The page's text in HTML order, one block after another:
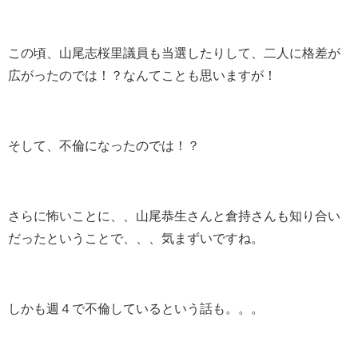
この頃、山尾志桜里議員も当選したりして、二人に格差が
広がったのでは！？なんてことも思いますが！
そして、不倫になったのでは！？
さらに怖いことに、、山尾恭生さんと倉持さんも知り合い
だったということで、、、気まずいですね。
しかも週４で不倫しているという話も。。。